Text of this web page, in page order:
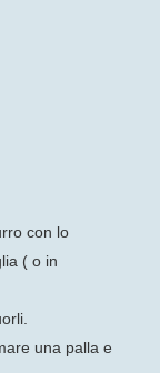
con lo
( o in
una palla e